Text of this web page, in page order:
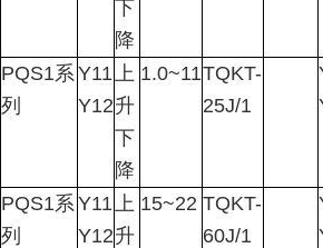
下
降
PQS1系
列
Y11
Y12
上
升
下
降
1.0~11TQKT-
25J/1
PQS1系
列
Y11
Y12
上
升
15~22 TQKT-
60J/1